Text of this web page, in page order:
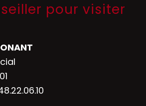
pour visiter